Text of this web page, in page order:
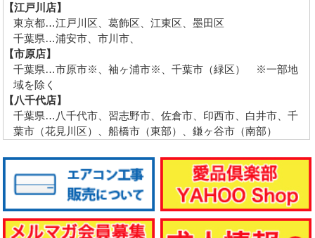
【江戸川店】
東京都…江戸川区、葛飾区、江東区、墨田区
千葉県…浦安市、市川市、
【市原店】
千葉県…市原市※、袖ヶ浦市※、千葉市（緑区） ※一部地
域を除く
【八千代店】
千葉県…八千代市、習志野市、佐倉市、印西市、白井市、千
葉市（花見川区）、船橋市（東部）、鎌ヶ谷市（南部）